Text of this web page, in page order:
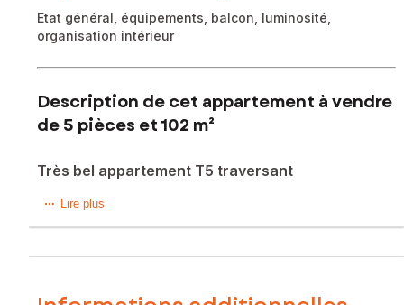
Etat général, équipements, balcon, luminosité,
organisation intérieur
Description de cet appartement à vendre
de 5 pièces et 102 m²
Très bel appartement T5 traversant
T5 AVEC GRAND BALCON ET SANS VIS A VIS
dont le métro B, je vous invite à découvrir ce très bel
exposé et sans vis à vis.
Lire plus